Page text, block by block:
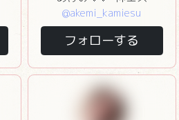
@akemi_kamiesu
フォローする